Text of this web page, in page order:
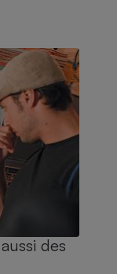
des